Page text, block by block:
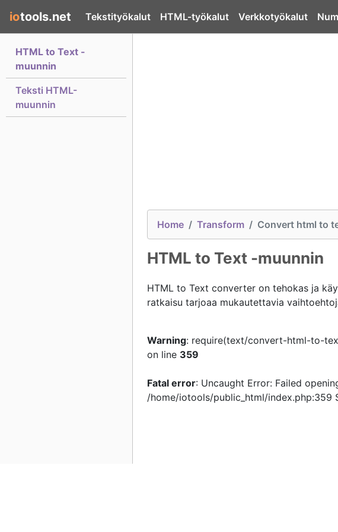
iotools.net Tekstityökalut HTML-työkalut Verkkotyökalut
HTML to Text -
muunnin
Teksti HTML-
muunnin
Home Transform Convert html to
HTML to Text -muunnin
HTML to Text converter on tehokas ja
ratkaisu tarjoaa mukautettavia
Warning: require(text/convert-html-to-
on line 359
Fatal error: Uncaught Error: Failed
/home/iotools/public_html/index.php:359